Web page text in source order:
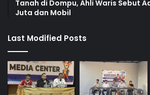
Tanah di Dompu, Ahli Waris Sebut
Juta dan Mobil
Last Modified Posts